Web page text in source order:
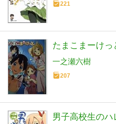
221
たまこまーけ
一之瀬六樹
207
男子高校生の